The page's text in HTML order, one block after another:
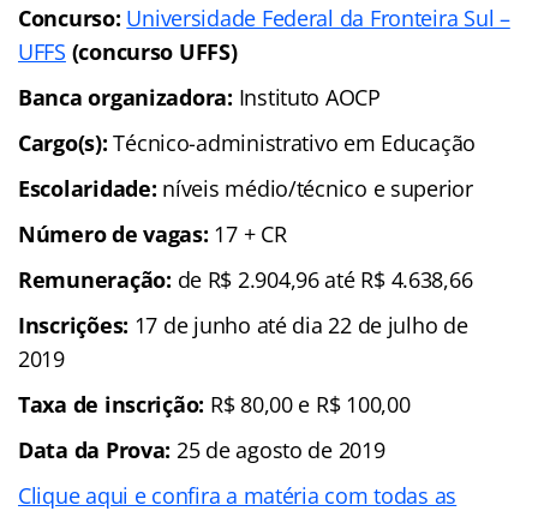
Concurso: Universidade Federal da Fronteira Sul –
UFFS (concurso UFFS)
Banca organizadora: Instituto AOCP
Cargo(s):Técnico-administrativo em Educação
Escolaridade: níveis médio/técnico e superior
Número de vagas: 17 + CR
Remuneração: de R$ 2.904,96 até R$ 4.638,66
Inscrições: 17 de junho até dia 22 de julho de
2019
Taxa de inscrição: R$ 80,00 e R$ 100,00
Data da Prova: 25 de agosto de 2019
Clique aqui e confira a matéria com todas as